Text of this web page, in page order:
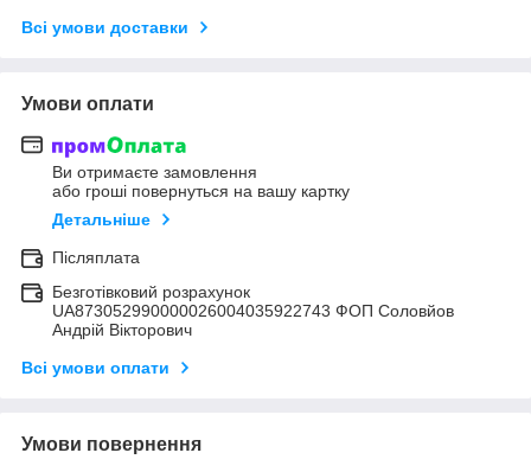
Всі умови доставки
Умови оплати
Ви отримаєте замовлення
або гроші повернуться на вашу картку
Детальніше
Післяплата
Безготівковий розрахунок
UA873052990000026004035922743 ФОП Соловйов
Андрій Вікторович
Всі умови оплати
Умови повернення